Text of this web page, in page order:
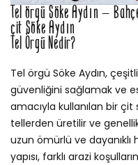
Tel örgü Söke Aydın –
çit Söke Aydın
Tel Örgü Nedir?
Tel örgü Söke Aydın,
güvenliğini sağlamak ve
amacıyla kullanılan bir
tellerden üretilir ve
uzun ömürlü ve
yapısı, farklı arazi